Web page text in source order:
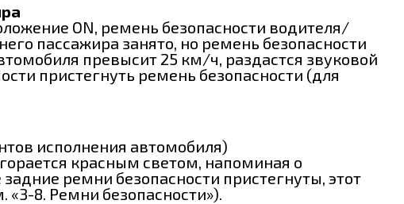
ON, ремень безопасности водителя/
пассажира занято, но ремень безопасности
превысит 25 км/ч, раздастся звуковой
пристегнуть ремень безопасности (для
исполнения автомобиля)
красным светом, напоминая о
ремни безопасности пристегнуты, этот
8. Ремни безопасности»).